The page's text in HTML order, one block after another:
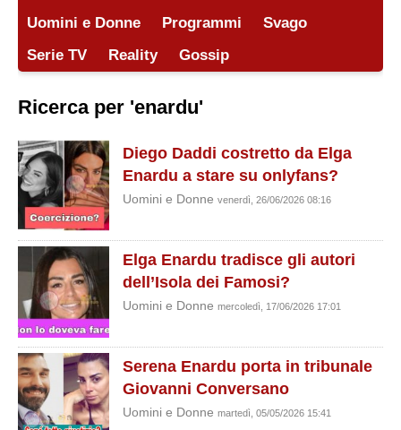
Uomini e Donne
Programmi
Svago
Serie TV
Reality Gossip
Ricerca per 'enardu'
Diego Daddi costretto da Elga
Enardu a stare su onlyfans?
Uomini e Donne venerdì, 26/06/2026 08:16
Elga Enardu tradisce gli autori
dell’Isola dei Famosi?
Uomini e Donne mercoledì, 17/06/2026 17:01
Serena Enardu porta in tribunale
Giovanni Conversano
Uomini e Donne martedì, 05/05/2026 15:41